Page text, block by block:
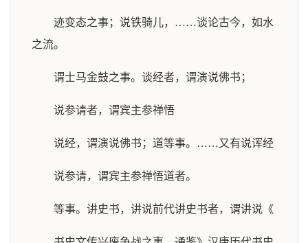
迹变态之事；说铁骑儿，……谈论古今，如水
之流。
谓士马金鼓之事。谈经者，谓演说佛书；
说参请者，谓宾主参禅悟
说经，谓演说佛书；道等事。……又有说诨经
说参请，谓宾主参禅悟道者。
等事。讲史书，讲说前代讲史书者，谓讲说《